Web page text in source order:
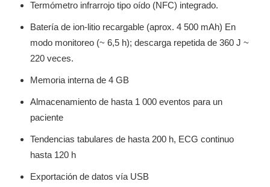
Termómetro infrarrojo tipo oído (NFC) integrado.
Batería de ion-litio recargable (aprox. 4 500 mAh) En
modo monitoreo (~ 6,5 h); descarga repetida de 360 J ~
220 veces.
Memoria interna de 4 GB
Almacenamiento de hasta 1 000 eventos para un
paciente
Tendencias tabulares de hasta 200 h, ECG continuo
hasta 120 h
Exportación de datos vía USB